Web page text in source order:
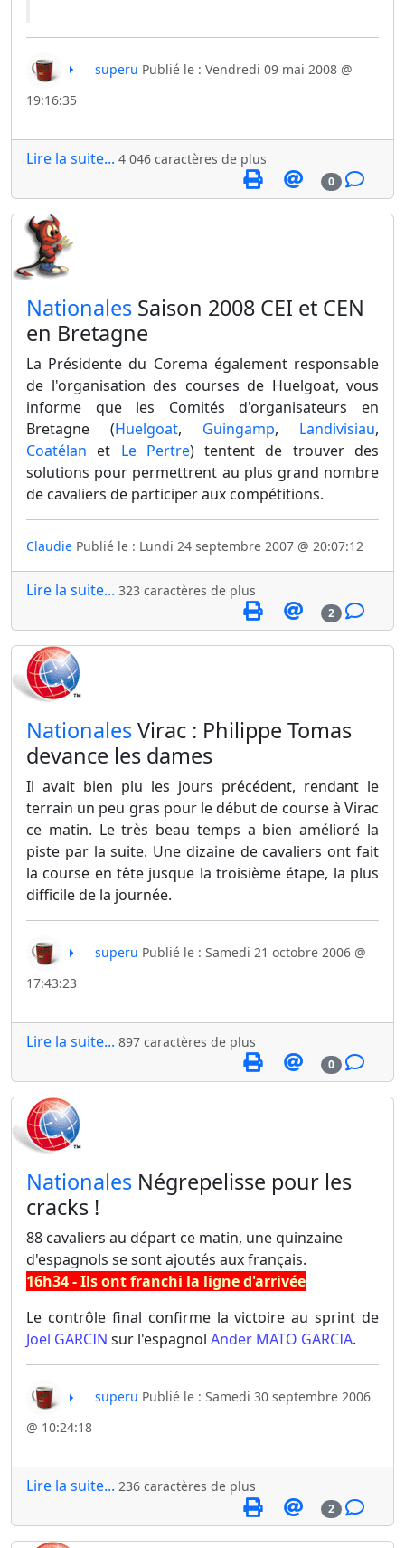
superu Publié le : Vendredi 09 mai 2008 @
19:16:35
Lire la suite... 4 046 caractères de plus
0
​Nationales Saison 2008 CEI et CEN
en Bretagne
La Présidente du Corema également responsable
de l'organisation des courses de Huelgoat, vous
informe que les Comités d'organisateurs en
Bretagne (Huelgoat, Guingamp, Landivisiau,
Coatélan et Le Pertre) tentent de trouver des
solutions pour permettrent au plus grand nombre
de cavaliers de participer aux compétitions.
Claudie Publié le : Lundi 24 septembre 2007 @ 20:07:12
Lire la suite... 323 caractères de plus
2
​NationalesVirac : Philippe Tomas
devance les dames
Il avait bien plu les jours précédent, rendant le
terrain un peu gras pour le début de course à Virac
ce matin. Le très beau temps a bien amélioré la
piste par la suite. Une dizaine de cavaliers ont fait
la course en tête jusque la troisième étape, la plus
difficile de la journée.
superu Publié le : Samedi 21 octobre 2006 @
17:43:23
Lire la suite... 897 caractères de plus
0
​Nationales Négrepelisse pour les
cracks !
88 cavaliers au départ ce matin, une quinzaine
d'espagnols se sont ajoutés aux français.
16h34 - Ils ont franchi la ligne d'arrivée
Le contrôle final confirme la victoire au sprint de
Joel GARCIN sur l'espagnol Ander MATO GARCIA.
superu Publié le : Samedi 30 septembre 2006
@ 10:24:18
Lire la suite... 236 caractères de plus
2